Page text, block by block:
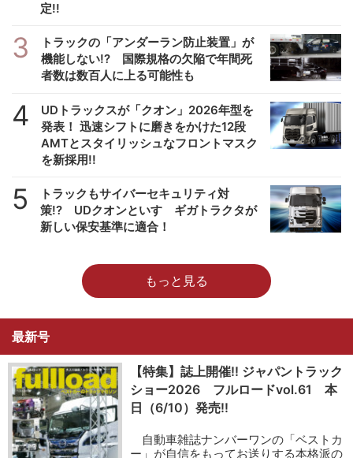
定!!
3
トラックの「アンダーラン防止装置」が
機能しない!? 国際規格の欠陥で年間死
者数は数百人に上る可能性も
4
UDトラックスが「クオン」2026年型を
発表！ 迅速シフトに磨きをかけた12段
AMTとスタイリッシュなフロントマスク
を新採用!!
5
トラックもサイバーセキュリティ対
策!? UDクオンといすゞギガトラクタが
新しい保安基準に適合！
もっと見る
最新号
【特集】誌上開催!! ジャパントラック
ショー2026 フルロードvol.61 本
日（6/10）発売!!
自動車雑誌ナンバーワンの「ベストカ
ー」が自信をもってお送りする本格派の